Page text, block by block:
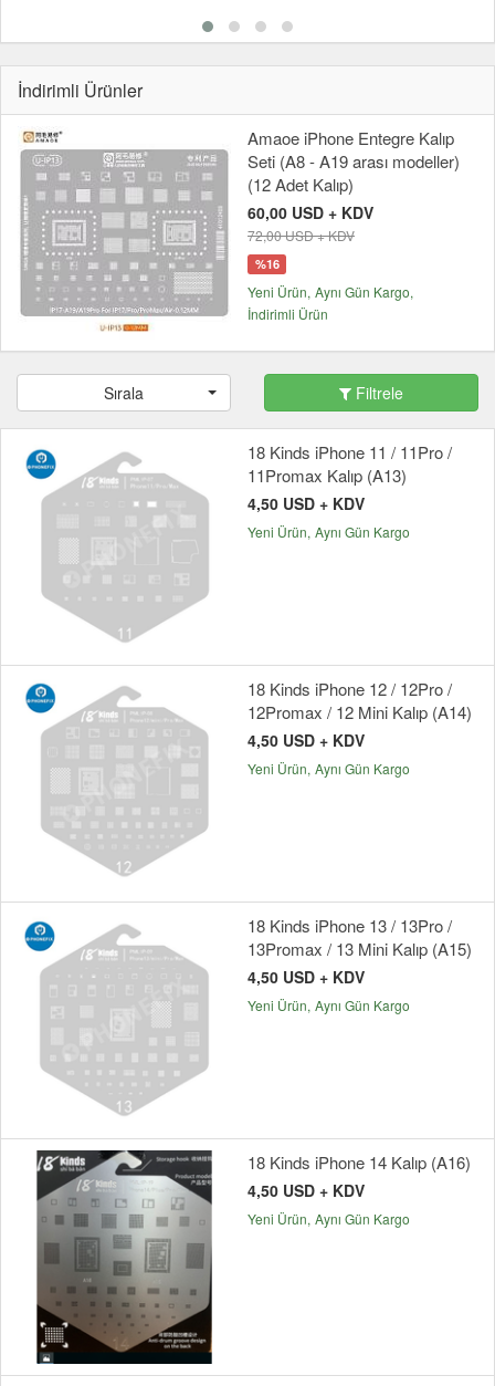
İndirimli Ürünler
Amaoe iPhone Entegre Kalıp
Seti (A8 - A19 arası modeller)
(12 Adet Kalıp)
60,00 USD + KDV
72,00 USD + KDV
%16
Yeni Ürün Aynı Gün Kargo
İndirimli Ürün
Sırala Filtrele
18 Kinds iPhone 11 / 11Pro /
11Promax Kalıp (A13)
4,50 USD + KDV
Yeni Ürün Aynı Gün Kargo
18 Kinds iPhone 12 / 12Pro /
12Promax / 12 Mini Kalıp (A14)
4,50 USD + KDV
Yeni Ürün Aynı Gün Kargo
18 Kinds iPhone 13 / 13Pro /
13Promax / 13 Mini Kalıp (A15)
4,50 USD + KDV
Yeni Ürün Aynı Gün Kargo
18 Kinds iPhone 14 Kalıp (A16)
4,50 USD + KDV
Yeni Ürün Aynı Gün Kargo